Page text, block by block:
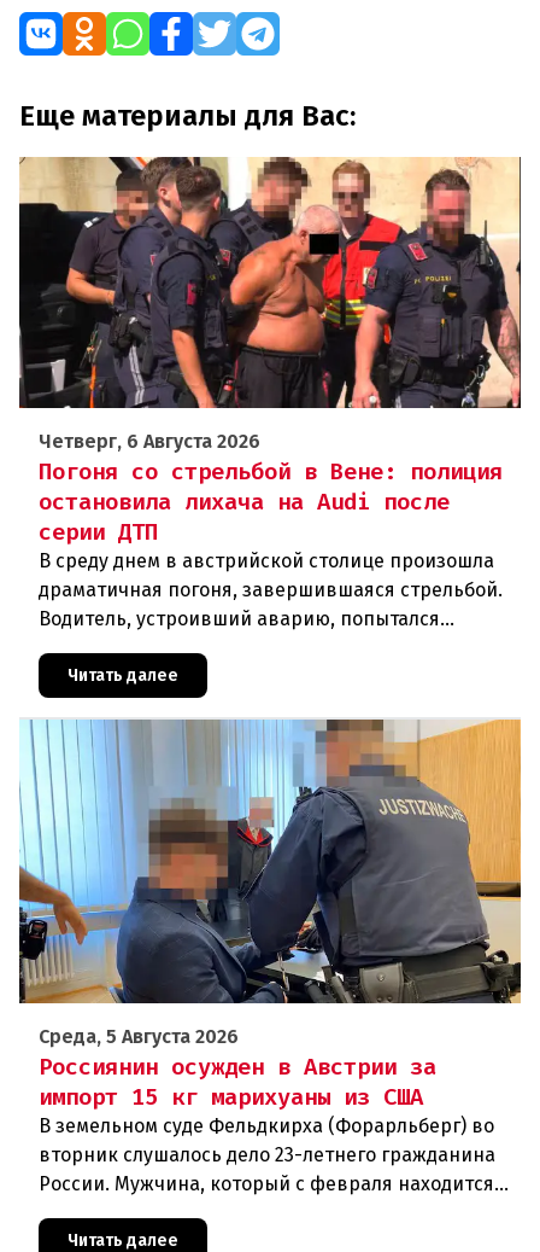
Еще материалы для Вас:
Четверг, 6 Августа 2026
Погоня со стрельбой в Вене: полиция
остановила лихача на Audi после
серии ДТП
В среду днем в австрийской столице произошла
драматичная погоня, завершившаяся стрельбой.
Водитель, устроивший аварию, попытался
скрыться от полиции, спровоцировав несколько
новых столкновений.Что слу
Читать далее
Среда, 5 Августа 2026
Россиянин осужден в Австрии за
импорт 15 кг марихуаны из США
В земельном суде Фельдкирха (Форарльберг) во
вторник слушалось дело 23-летнего гражданина
России. Мужчина, который с февраля находится
под стражей, обвинялся в том, что на протяжении
полугода организо
Читать далее